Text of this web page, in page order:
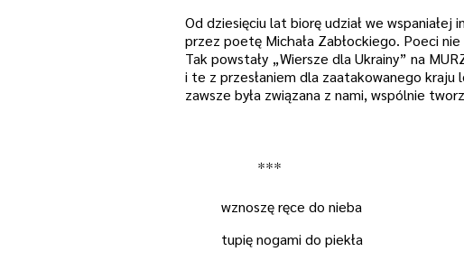
Od dziesięciu lat biorę udział we
przez poetę Michała Zabłockiego. Poeci
Tak powstały „Wiersze dla Ukrainy” na
i te z przesłaniem dla zaatakowanego kraju
zawsze była związana z nami, wspólnie
***
wznoszę ręce do nieba
tupię nogami do piekła